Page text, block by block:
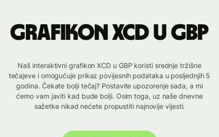
Grafikon XCD u GBP
Naš interaktivni grafikon XCD u GBP koristi srednje tržišne
tečajeve i omogućuje prikaz povijesnih podataka u posljednjih 5
godina. Čekate bolji tečaj? Postavite upozorenje sada, a mi
ćemo vam javiti kad bude bolji. Osim toga, uz naše dnevne
sažetke nikad nećete propustiti najnovije vijesti.